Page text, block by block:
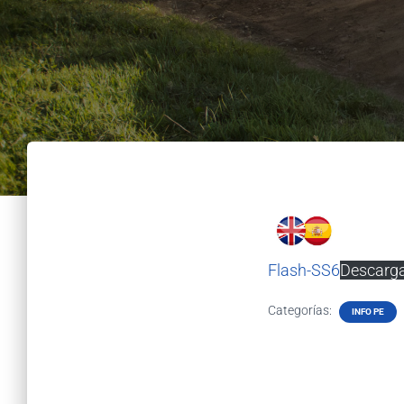
Flash-SS6
Categorías: INFO PE